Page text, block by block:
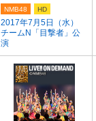
2017年7月5日（水）
チームN「目撃者」公
演
NMB48 HD